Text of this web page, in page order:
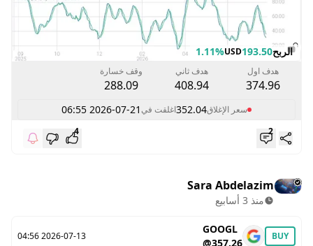
الربح193.50
USD
1.11%
هدف اول
374.96
هدف ثاني
408.94
وقف خسارة
288.09
سعر الإغلاق352.04اغلقت في 2026-07-21 06:55
2
4
Sara Abdelazim
منذ 3 أسابيع
BUY
GOOGL
@357.26
2026-07-13 04:56